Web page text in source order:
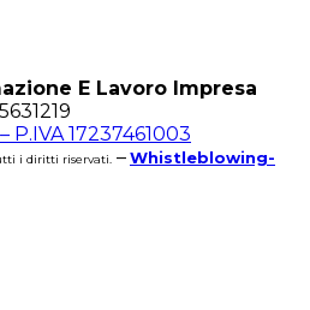
E Lavoro Impresa
– P.IVA 17237461003
i diritti riservati. –Whistleblowing-